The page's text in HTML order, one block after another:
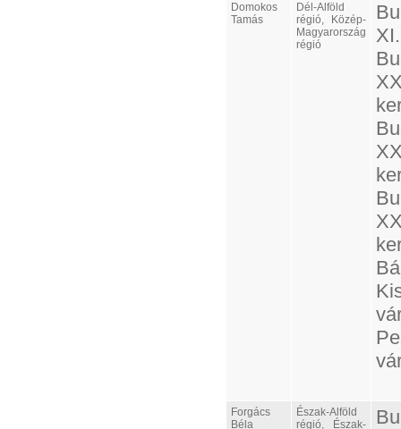
Domokos
Tamás
Dél-Alföld
régió, Közép-
Magyarország
régió
Forgács
Béla
Észak-Alföld
régió, Észak-